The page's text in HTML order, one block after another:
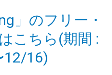
」のフリー・
こちら(期間 :
12/16)